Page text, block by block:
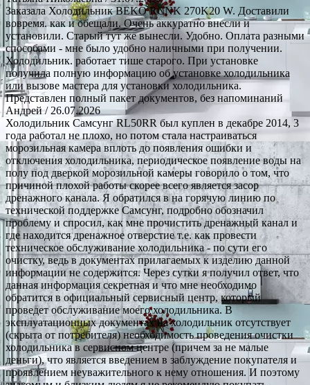
Заказала Холодильник BEKO RCNK 270K20 W. Доставили
вовремя. как и обещали. Очень аккуратно внесли и
установили. Старый тут же вынесли. Удобно. Оплата разными
способами - мне было удобно наличными при получении.
Холодильник. работает тише старого. При установке
получила полную информацию об установке холодильника
или вызове мастера для установки холодильника.
Представлен полный пакет документов, без напоминаний
Андрей/ 26.07.2026
Холодильник Самсунг RL50RR был куплен в декабре 2014, 3
года работал не плохо, но потом стала настраиваться
морозильная камера вплоть до появления ошибки и
отключения холодильника, периодическое появление воды на
полу под дверкой морозильной камеры говорило о том, что
причиной плохой работы скорее всего является засор
дренажного канала. Я обратился в на горячую линию по
технической поддержке Самсунг, подробно обозначил
проблему и спросил, как мне прочистить дренажный канал и
где находится дренажное отверстие т.е. как провести
техническое обслуживание холодильника - по сути его
очистку, ведь в документах прилагаемых к изделию данной
информации не содержится. Через сутки я получил ответ, что
данная информация секретная и что мне необходимо
обратится в официальный сервисный центр, который
проведет обслуживание моего холодильника. В
эксплуатационных документах на холодильник отсутствует
(скрыта от потребителя) необходимость проведения очистки
холодильника в сервисном центре (причем за не малые
деньги), что является введением в заблуждение покупателя и
проявлением неуважительного к нему отношения. И поэтому